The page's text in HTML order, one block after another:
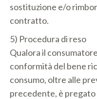
sostituzione e/o
contratto.
5) Procedura di reso
Qualora il
conformità del bene
consumo, oltre alle
precedente, è pregato